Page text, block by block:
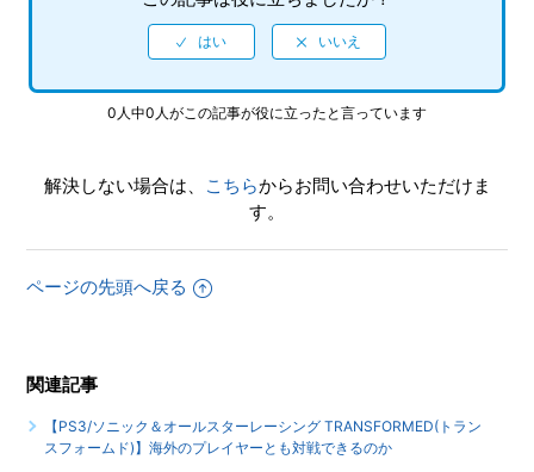
も対戦できるのか
TRANSFORMED(トランスフォームド)】最大何人まで同時プ
レイ可能なのか
【PS3/ソニック＆オールスターレーシング
TRANSFORMED(トランスフォームド)】キャラクターに音声
【PS3/ソニック＆オールスターレーシング
【PS3/ソニック＆オールスターレーシング
TRANSFORMED(トランスフォームド)】他の記録媒体（USB
メモリーやSDカードなど）にセーブデータのコピーや移動
0人中0人がこの記事が役に立ったと言っています
解決しない場合は、 こちらからお問い合わせいただけま
す。
ページの先頭へ戻る
関連記事
【PS3/ソニック＆オールスターレーシング TRANSFORMED(トラン
スフォームド)】海外のプレイヤーとも対戦できるのか